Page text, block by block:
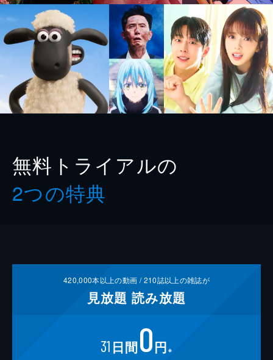
無料トライアルの
2つの特典
420,000本以上の動画 /210誌以上の雑誌が
見放題 読み放題
31 日間0円 ※